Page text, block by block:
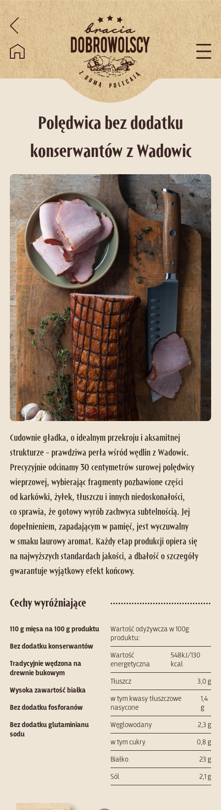
Przejdź do treści
Polędwica bez dodatku
konserwantów z Wadowic
Cudownie gładka, o idealnym przekroju i aksamitnej
strukturze – prawdziwa perła wśród wędlin z Wadowic.
Precyzyjnie odcinamy 30 centymetrów surowej polędwicy
wieprzowej, wybierając fragmenty pozbawione części
od karkówki, żyłek, tłuszczu i innych niedoskonałości,
co sprawia, że gotowy wyrób zachwyca subtelnością. Jej
dopełnieniem, zapadającym w pamięć, jest wyczuwalny
w smaku laurowy aromat. Każdy etap produkcji opiera się
na najwyższych standardach jakości, a dbałość o szczegóły
gwarantuje wyjątkowy efekt końcowy.
Cechy wyróżniające
110 g mięsa na 100 g produktu
Bez dodatku konserwantów
Tradycyjnie wędzona na
drewnie bukowym
Wysoka zawartość białka
Bez dodatku fosforanów
Bez dodatku glutaminianu
sodu
Wartość odyżywcza w 100g
produktu:
Wartość
energetyczna
548kJ/130
kcal
Tłuszcz
3,0 g
w tym kwasy tłuszczowe
nasycone
1,4
g
Węglowodany
2,3 g
w tym cukry
0,8 g
Białko
23 g
Sól
2,1 g